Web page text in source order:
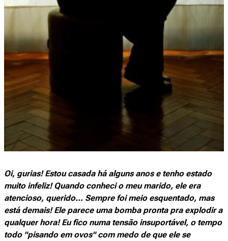
Oi, gurias! Estou casada há alguns anos e tenho estado
muito infeliz! Quando conheci o meu marido, ele era
atencioso, querido... Sempre foi meio esquentado, mas
está demais! Ele parece uma bomba pronta pra explodir a
qualquer hora! Eu fico numa tensão insuportável, o tempo
todo "pisando em ovos" com medo de que ele se